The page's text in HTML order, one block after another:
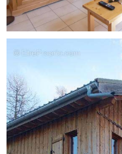
de chaussé et une salle
un rez
de jardin et une place
compléter l'ensemble .
Un investissement
composée de ses deux
Prix de vente, honoraires
Copropriété de 190 lots
Charges annuelles